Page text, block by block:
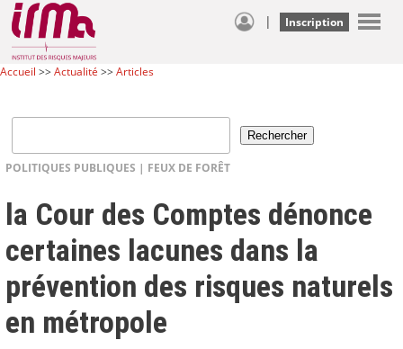
| Inscription
Accueil >>Actualité >>Articles
POLITIQUES PUBLIQUES | FEUX DE FORÊT
la Cour des Comptes dénonce
certaines lacunes dans la
prévention des risques naturels
en métropole